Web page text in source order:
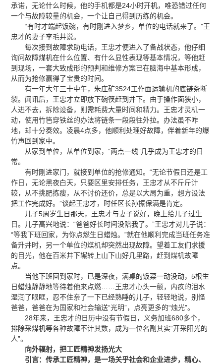
承诺，无论什么时候，他的手机都是24小时开机，唯恐错过任何
一个与故障较量的机会，一个让自己得到历练的机会。
“有时才端起饭碗，有时刚进入梦乡，单位的电话就来了。”王
忠才的妻子李毛井说。
每次接到故障求助电话，王忠才便进入了备战状态，他仔细
询问故障煤机在什么位置、有什么显性表现等基本情况，等他赶
到现场，一套大致成形的预判和维修方案已在脑海中基本形成，
从而为抢修赢得了宝贵的时间。
有一年大年三十中午，朱庄矿3524工作面运输机的底链条断
裂。闻讯后，王忠才立即放下碗筷赶到井下。由于操作面狭小，
人进不去，拆除设备，则需耗费大量时间和精力。王忠才灵机一
动，使用竹笆穿铁丝的办法将链条一段段往外拉。办法虽不咋
地，却十分奏效。凌晨4点多，他顺利处理好故障，伴着新年的爆
竹声回到家中。
从家到单位，从单位到家，“两点一线”几乎成为王忠才的日
常。
有时刚进家门，就接到单位的抢修通知。“无论节假日还是工
作日，无论黑夜白天，只要区里安排任务，王忠才从不斤斤计
较，从不挑肥拣瘦，从不讨价还价，总是以大局为重，想方设法
把工作完成好。”谈起王忠才，时任区长孙振保满是肯定。
儿子5周岁生日那天，王忠才与妻子说好，晚上给儿子过生
日。儿子高兴地说：“爸爸好长时间没陪我了。”王忠才对儿子说：
“等我下班回家，为你点燃生日蜡烛。”就在他顺利完成当班任务准
备升井时，另一个单位的煤机却突然出现故障。望着工友们求援
的目光，他在百米井下辗转上山下山好几里路，赶到煤机故障
点。
当他下班回到家时，已是深夜，满桌的饭菜一动没动，5根生
日蜡烛静静地等待着他来点燃……王忠才心头一颤，内疚的泪水
湿润了眼眶，忍不住亲了一下已经熟睡的儿子，轻轻地说，别怪
爸爸，爸爸在为国家和社会输送“光明”，点亮更多的“烛光”。
28年来，王忠才的日历中没有节假日，义务加班680多个，
排除采煤机等各种故障不计其数，成为一位名副其实“开采阳光的
人”。
向外辐射，把工匠精神发扬光大
引言：传承工匠精神，是一场关乎社会和企业进步，精心、